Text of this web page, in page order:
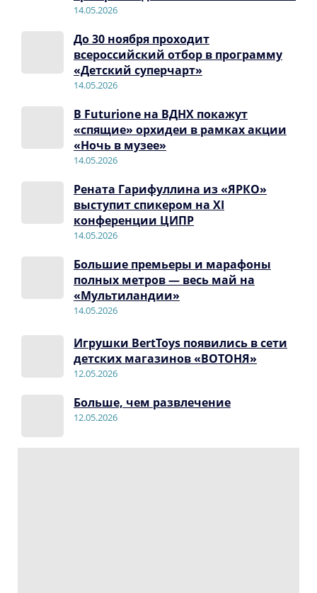
14.05.2026
До 30 ноября проходит
всероссийский отбор в программу
«Детский суперчарт»
14.05.2026
В Futurione на ВДНХ покажут
«спящие» орхидеи в рамках акции
«Ночь в музее»
14.05.2026
Рената Гарифуллина из «ЯРКО»
выступит спикером на XI
конференции ЦИПР
14.05.2026
Большие премьеры и марафоны
полных метров — весь май на
«Мультиландии»
14.05.2026
Игрушки BertToys появились в сети
детских магазинов «ВОТОНЯ»
12.05.2026
Больше, чем развлечение
12.05.2026